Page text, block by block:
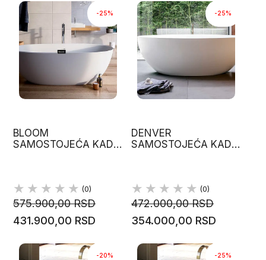
-25%
BLOOM
SAMOSTOJEĆA KADA
(0)
575.900,00 RSD
431.900,00 RSD
-25%
DENVER
SAMOSTOJEĆA KADA
(0)
472.000,00 RSD
354.000,00 RSD
-20% -25%